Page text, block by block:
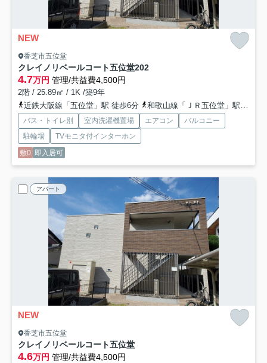
NEW
香芝市五位堂
クレイノリベールコート五位堂202
4.7万円 管理/共益費4,500円
2階 / 25.89㎡ / 1K /築9年
近鉄大阪線「五位堂」駅 徒歩6分
和歌山線「ＪＲ五位堂」駅 徒歩8分
バス・トイレ別 室内洗濯機置場 エアコン
バルコニー
駐輪場
TVモニタ付インターホン
敷0 即入居可
アパート
NEW
香芝市五位堂
クレイノリベールコート五位堂
4.6万円 管理/共益費4,500円